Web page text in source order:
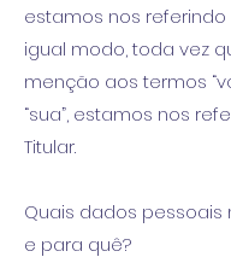
estamos nos referindo
igual modo, toda vez
menção aos termos
“sua”, estamos nos
Titular.
Quais dados pessoais
e para quê?